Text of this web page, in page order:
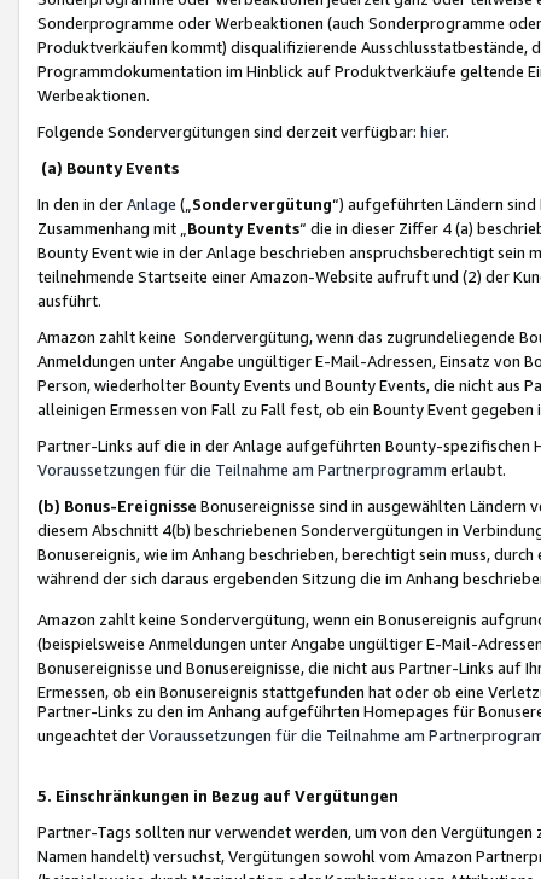
Sonderprogramme oder Werbeaktionen (auch Sonderprogramme
Produktverkäufen kommt) disqualifizierende Ausschlusstatbestände,
Programmdokumentation im Hinblick auf Produktverkäufe geltende
Werbeaktionen.
Folgende Sondervergütungen sind derzeit verfügbar: hier.
(a) Bounty Events
In den in derAnlage („ Sondervergütung“) aufgeführten Ländern
Zusammenhang mit „ Bounty Events“ die in dieser Ziffer 4 (a)
Bounty Event wie in der Anlage beschrieben anspruchsberechtigt sein
teilnehmende Startseite einer Amazon-Website aufruft und (2) der
ausführt.
Amazon zahlt keine Sondervergütung, wenn das zugrundeliegende
Anmeldungen unter Angabe ungültiger E-Mail-Adressen, Einsatz von
Person, wiederholter Bounty Events und Bounty Events, die nicht
alleinigen Ermessen von Fall zu Fall fest, ob ein Bounty Event
Partner-Links auf die in der Anlage aufgeführten Bounty-spezifischen
Voraussetzungen für die Teilnahme am Partnerprogramm erlaubt.
(b) Bonus-Ereignisse Bonusereignisse sind in ausgewählten Ländern
diesem Abschnitt 4(b) beschriebenen Sondervergütungen in
Bonusereignis, wie im Anhang beschrieben, berechtigt sein muss,
während der sich daraus ergebenden Sitzung die im Anhang
Amazon zahlt keine Sondervergütung, wenn ein Bonusereignis
(beispielsweise Anmeldungen unter Angabe ungültiger E-Mail-
Bonusereignisse und Bonusereignisse, die nicht aus Partner-Links auf
Ermessen, ob ein Bonusereignis stattgefunden hat oder ob eine
Partner-Links zu den im Anhang aufgeführten Homepages für
ungeachtet derVoraussetzungen für die Teilnahme am
5. Einschränkungen in Bezug auf Vergütungen
Partner-Tags sollten nur verwendet werden, um von den
Namen handelt) versuchst, Vergütungen sowohl vom Amazon